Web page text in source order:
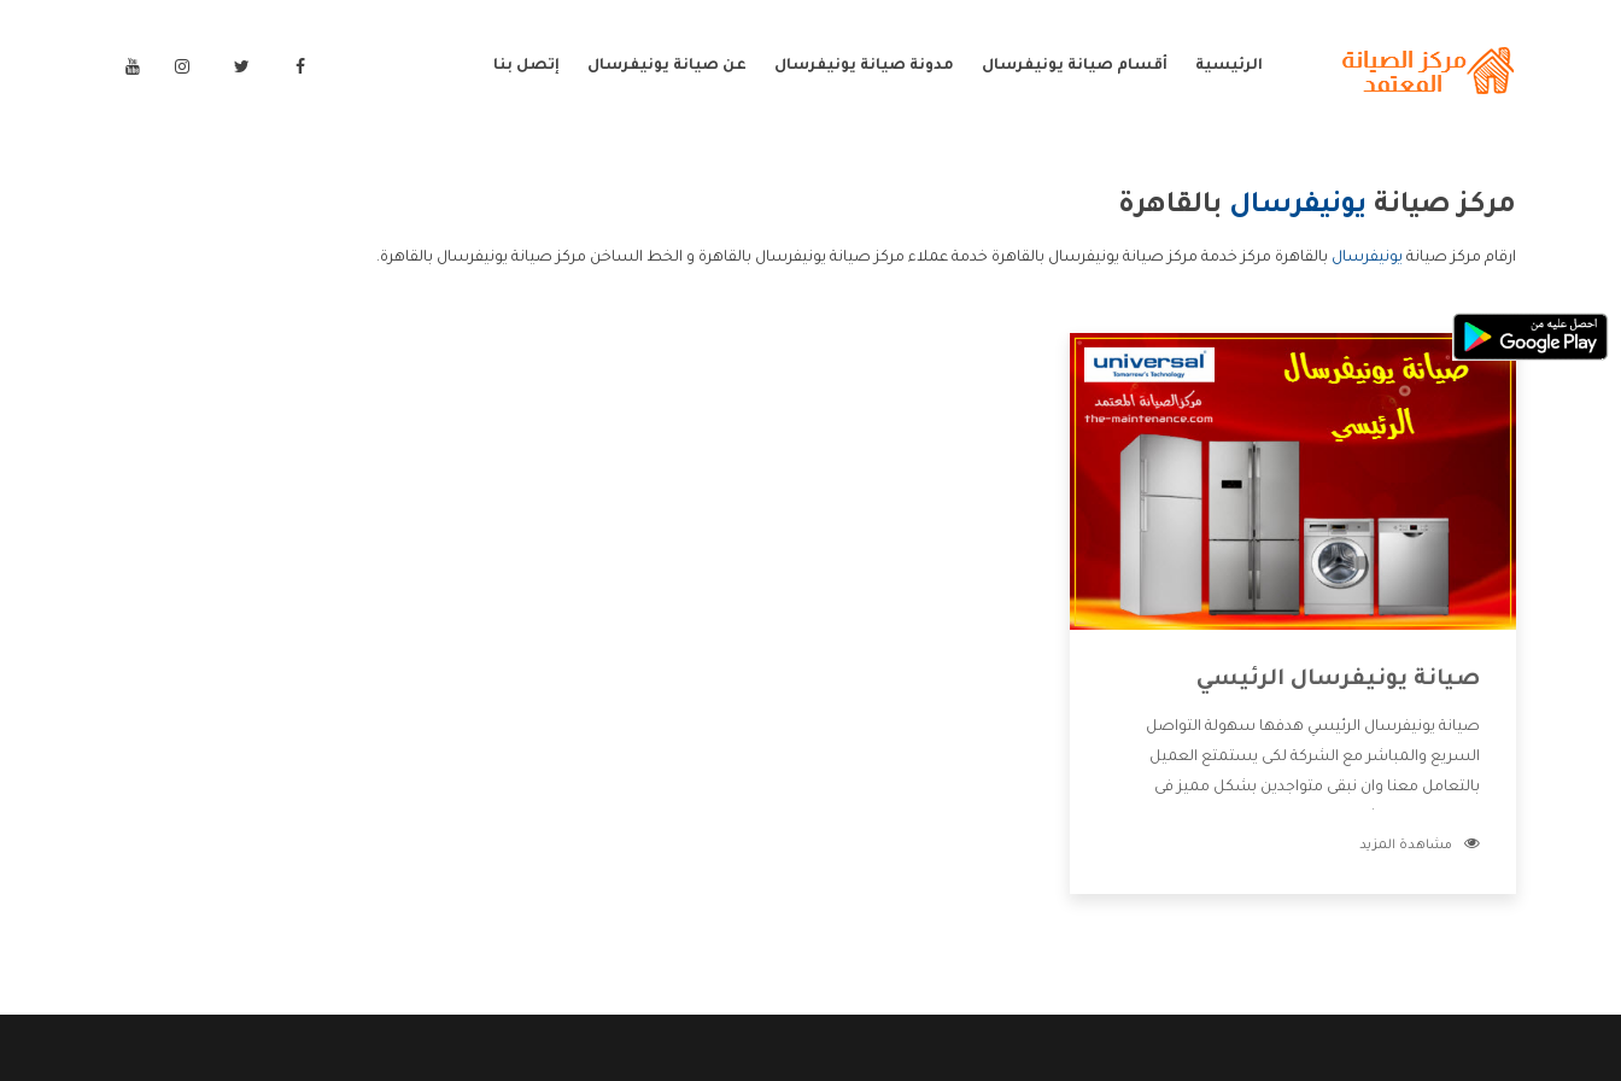
الرئيسية أقسام صيانة يونيفرسال مدونة صيانة يونيفرسال عن صيانة يونيفرسال إتصل بنا
مركز صيانة يونيفرسال بالقاهرة
ارقام مركز صيانة يونيفرسال بالقاهرة مركز خدمة مركز صيانة يونيفرسال بالقاهرة خدمة عملاء مركز صيانة يونيفرسال بالقاهرة و الخط الساخن مركز صيانة يونيفرسال بالقاهرة.
صيانة يونيفرسال الرئيسي
صيانة يونيفرسال الرئيسي هدفها سهولة التواصل
السريع والمباشر مع الشركة لكى يستمتع العميل
بالتعامل معنا وان نبقى متواجدين بشكل مميز فى
للعميل وان يستمتع بالخدمات التى تنفرد الشركة بها
مشاهدة المزيد